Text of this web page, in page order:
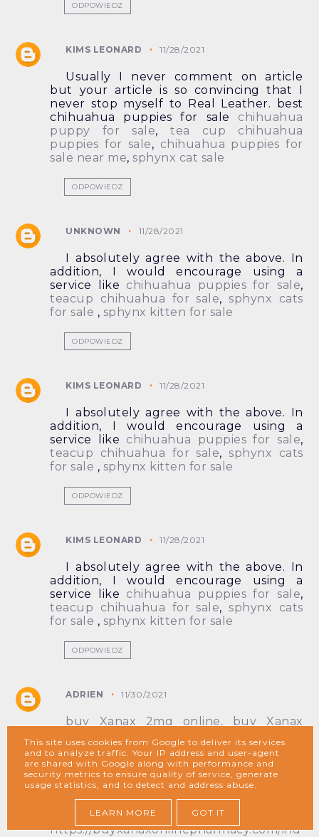
ODPOWIEDZ
KIMS LEONARD 11/28/2021
Usually I never comment on article
but your article is so convincing that I
never stop myself to Real Leather. best
chihuahua puppies for sale chihuahua
puppy for sale,tea cup chihuahua
puppies for sale, chihuahua puppies for
sale near me,sphynx cat sale
ODPOWIEDZ
UNKNOWN 11/28/2021
I absolutely agree with the above. In
addition, I would encourage using a
service like chihuahua puppies for sale,
teacup chihuahua for sale,sphynx cats
for sale , sphynx kitten for sale
ODPOWIEDZ
KIMS LEONARD 11/28/2021
I absolutely agree with the above. In
addition, I would encourage using a
service like chihuahua puppies for sale,
teacup chihuahua for sale,sphynx cats
for sale , sphynx kitten for sale
ODPOWIEDZ
KIMS LEONARD 11/28/2021
I absolutely agree with the above. In
addition, I would encourage using a
service like chihuahua puppies for sale,
teacup chihuahua for sale,sphynx cats
for sale , sphynx kitten for sale
ODPOWIEDZ
ADRIEN 11/30/2021
buy Xanax 2mg online, buy Xanax
Xanax For Sale, Buy Benzodiazepines
Online,Buy Klonopin Online,
Hydrocodone Online, Buy Adderall 30mg
online
https://buyxanaxonlinepharmacy.com/ind
ex.php/product/buy-xanax-online/
https://buyxanaxonlinepharmacy.com/ind
This site uses cookies from Google to deliver its services
and to analyze traffic. Your IP address and user-agent
are shared with Google along with performance and
security metrics to ensure quality of service, generate
usage statistics, and to detect and address abuse.
LEARN MORE GOT IT